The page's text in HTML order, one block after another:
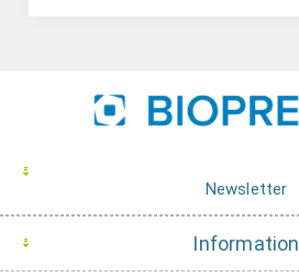
Newsletter
Information